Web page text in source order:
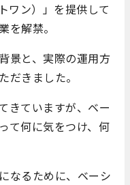
ワン）」を提供して
を解禁。
景と、実際の運用方
だきました。
きていますが、ベー
て何に気をつけ、何
なるために、ベーシ